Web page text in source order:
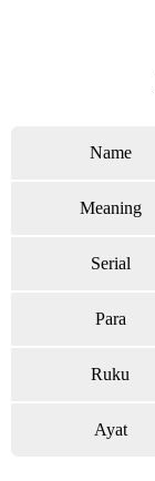
Name
Meaning
Serial
Para
Ruku
Ayat